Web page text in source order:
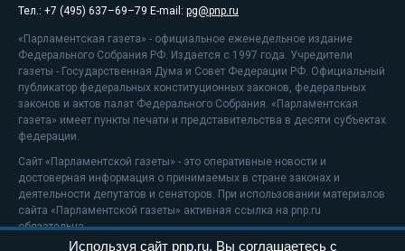
Тел.: +7 (495) 637–69–79 E-mail: pg@pnp.ru
«Парламентская газета» - официальное еженедельное издание
Федерального Собрания РФ. Издается с 1997 года. Учредители
газеты - Государственная Дума и Совет Федерации РФ. Официальный
публикатор федеральных конституционных законов, федеральных
законов и актов палат Федерального Собрания. «Парламентская
газета» имеет пункты печати и представительства в десяти субъектах
федерации.
Сайт «Парламентской газеты» - это оперативные новости и
достоверная информация о принимаемых в стране законах и
деятельности депутатов и сенаторов. При использовании материалов
сайта «Парламентской газеты» активная ссылка на pnp.ru
обязательна.
Используя сайт pnp.ru, Вы соглашаетесь с